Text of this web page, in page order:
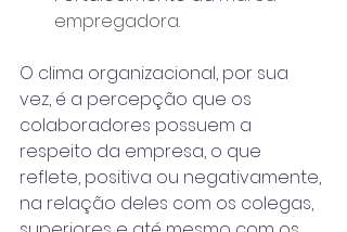
empregadora.
O clima organizacional, por sua
vez, é a percepção que os
colaboradores possuem a
respeito da empresa, o que
reflete, positiva ou negativamente,
na relação deles com os colegas,